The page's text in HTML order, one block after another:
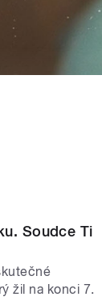
Soudce Ti
žil na konci 7.